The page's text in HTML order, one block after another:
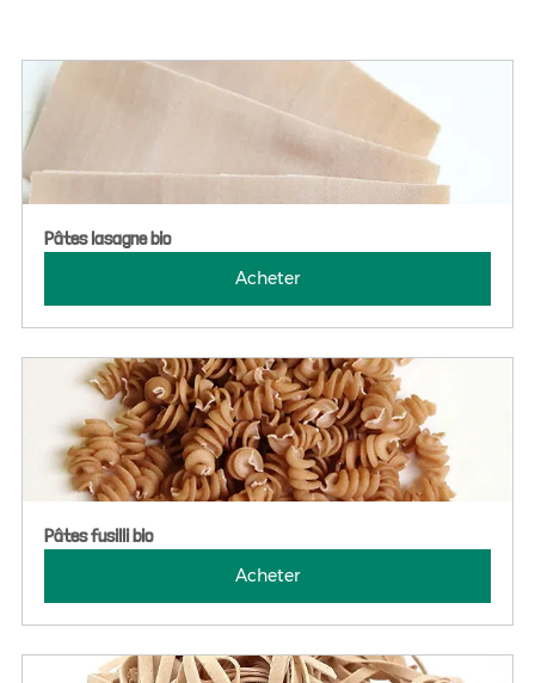
Pâtes lasagne bio
Acheter
Pâtes fusilli bio
Acheter